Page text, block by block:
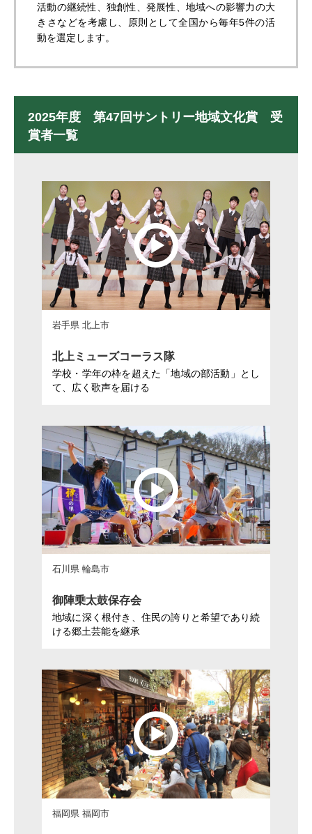
活動の継続性、独創性、発展性、地域への影響力の大
きさなどを考慮し、原則として全国から毎年5件の活
動を選定します。
2025年度 第47回サントリー地域文化賞 受
賞者一覧
岩手県 北上市
北上ミューズコーラス隊
学校・学年の枠を超えた「地域の部活動」とし
て、広く歌声を届ける
石川県 輪島市
御陣乗太鼓保存会
地域に深く根付き、住民の誇りと希望であり続
ける郷土芸能を継承
福岡県 福岡市